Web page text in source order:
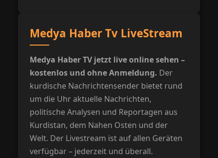
Medya Haber Tv LiveStream
Medya Haber TV jetzt live online sehen –
kostenlos und ohne Anmeldung. Der
kurdische Nachrichtensender bietet rund
um die Uhr aktuelle Nachrichten,
politische Analysen und Reportagen aus
Kurdistan, dem Nahen Osten und der
Welt. Der Livestream ist auf allen Geräten
verfügbar – jederzeit und überall.